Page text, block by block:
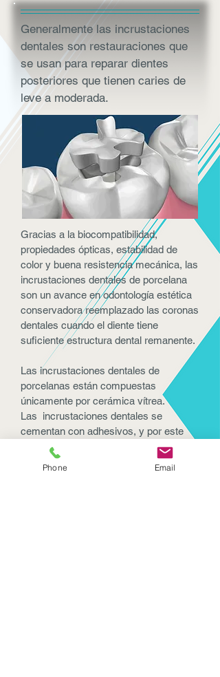
Generalmente las incrustaciones
dentales son restauraciones que
se usan para reparar dientes
posteriores que tienen caries de
leve a moderada.
Gracias a la biocompatibilidad,
propiedades ópticas, estabilidad de
color y buena resistencia mecánica, las
incrustaciones dentales de porcelana
son un avance en odontología estética
conservadora reemplazado las coronas
dentales cuando el diente tiene
suficiente estructura dental remanente.
Las incrustaciones dentales de
porcelanas están compuestas
únicamente por cerámica vítrea.
Las incrustaciones dentales se
cementan con adhesivos, y por este
motivo existen algunos factores que se
consideran como limitaciones para la
Phone Email